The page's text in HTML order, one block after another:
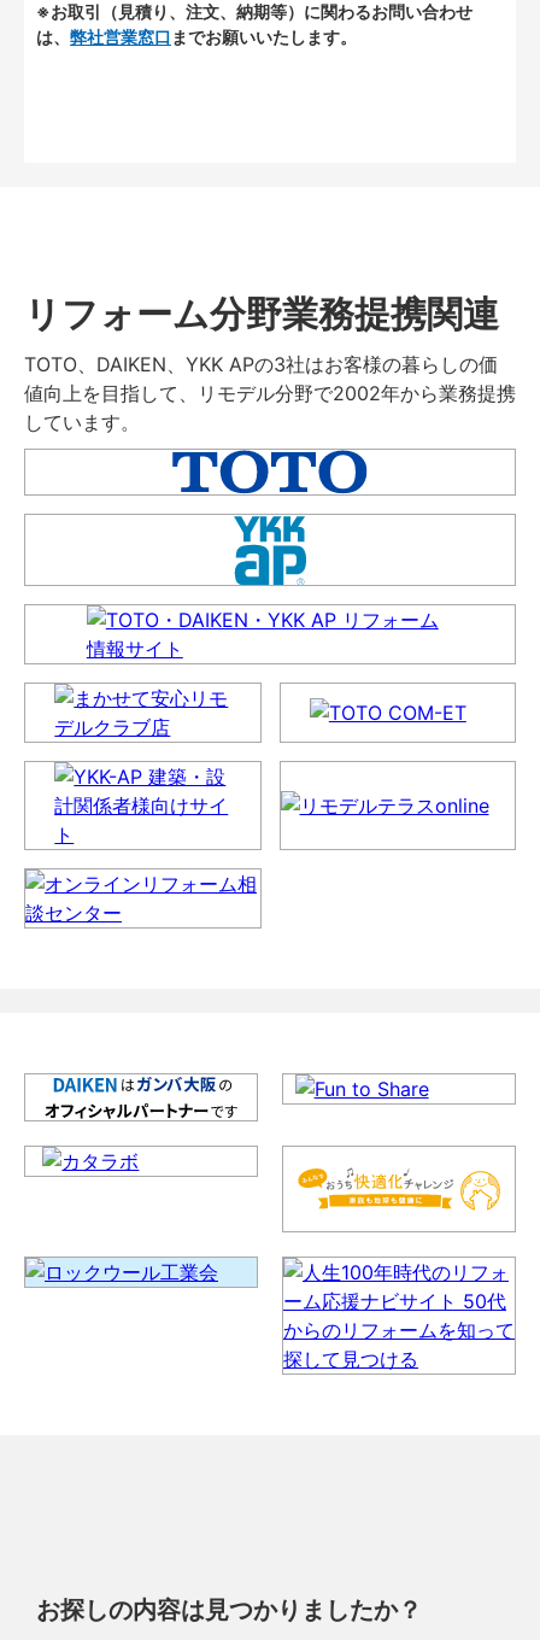
※お取引（見積り、注文、納期等）に関わるお問い合わせ
は、 弊社営業窓口 までお願いいたします。
リフォーム分野業務提携関連
TOTO、DAIKEN、YKK APの3社はお客様の暮らしの価
値向上を目指して、リモデル分野で2002年から業務提携
しています。
お探しの内容は見つかりましたか？